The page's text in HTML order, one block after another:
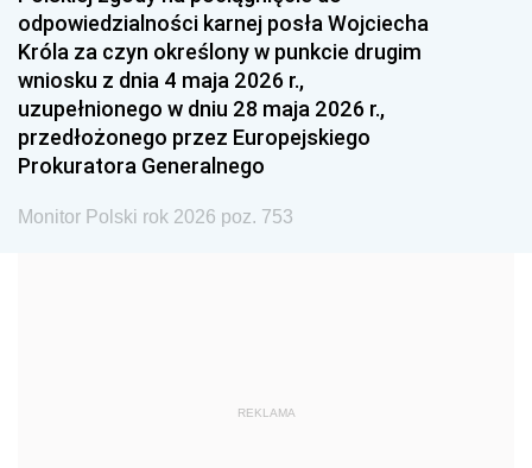
1987 1986 1985
1984 1983
1981 1980 1979
1978 1977
1975 1974
1959
odpowiedzialności karnej posła Wojciecha
Króla za czyn określony w punkcie drugim
wniosku z dnia 4 maja 2026 r.,
uzupełnionego w dniu 28 maja 2026 r.,
przedłożonego przez Europejskiego
Prokuratora Generalnego
Monitor Polski rok 2026 poz. 753
REKLAMA